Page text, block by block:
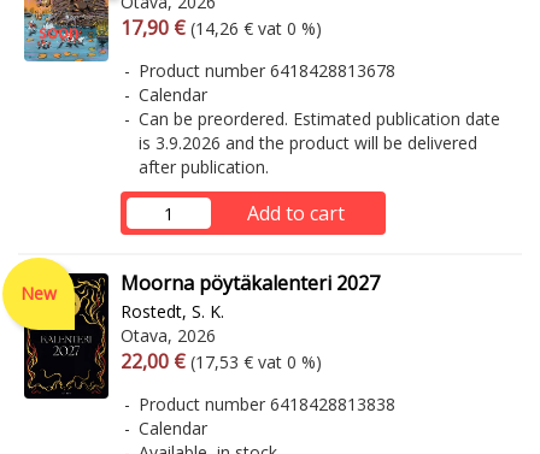
soon
Arvonlisäverollinen hinta
17,90 € Excl. vat
(14,26 € vat 0 %)
Product number 6418428813678
Calendar
Can be preordered. Estimated publication date
is 3.9.2026 and the product will be delivered
after publication.
Add to cart
New Moorna pöytäkalenteri 2027
Rostedt, S. K.
Otava, 2026
Arvonlisäverollinen hinta
22,00 € Excl. vat
(17,53 € vat 0 %)
Product number 6418428813838
Calendar